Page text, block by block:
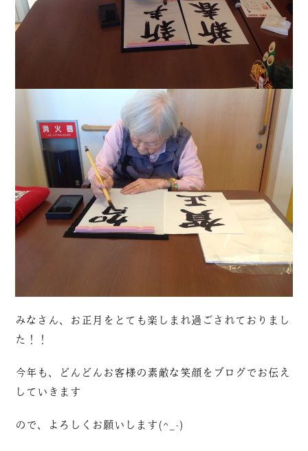
みなさん、お正月をとても楽しまれ過ごされておりまし
た！！
今年も、どんどんお客様の素敵な笑顔をブログでお伝え
していきます
ので、よろしくお願いします(^_-)